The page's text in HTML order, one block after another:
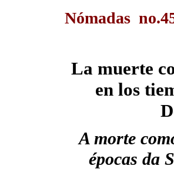
Nómadas
La muerte
en los
A morte
épocas da